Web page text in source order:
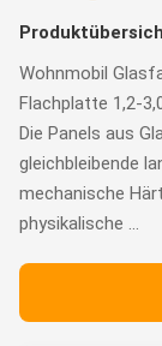
Wohnmobil
Flachplatte 1,2-
Die Panels aus
gleichbleibende
mechanische
physikalische ...